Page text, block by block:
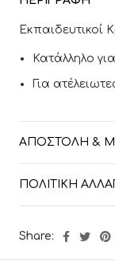
Εκπαιδευτικοί
Κατάλληλο
Για
ΑΠΟΣΤΟΛΉ &
ΠΟΛΙΤΙΚΉ
Share: